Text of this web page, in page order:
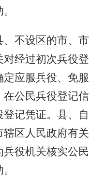
不设区的市、市
经过初次兵役登
应服兵役、免服
公民兵役登记信
记凭证。县、自
区人民政府有关
役机关核实公民